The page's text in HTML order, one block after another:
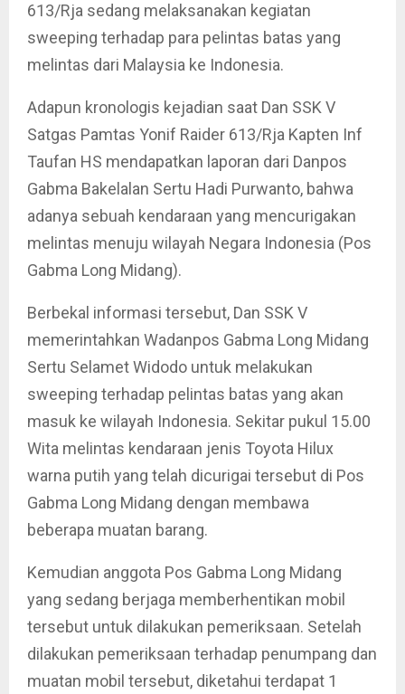
613/Rja sedang melaksanakan kegiatan
sweeping terhadap para pelintas batas yang
melintas dari Malaysia ke Indonesia.
Adapun kronologis kejadian saat Dan SSK V
Satgas Pamtas Yonif Raider 613/Rja Kapten Inf
Taufan HS mendapatkan laporan dari Danpos
Gabma Bakelalan Sertu Hadi Purwanto, bahwa
adanya sebuah kendaraan yang mencurigakan
melintas menuju wilayah Negara Indonesia (Pos
Gabma Long Midang).
Berbekal informasi tersebut, Dan SSK V
memerintahkan Wadanpos Gabma Long Midang
Sertu Selamet Widodo untuk melakukan
sweeping terhadap pelintas batas yang akan
masuk ke wilayah Indonesia. Sekitar pukul 15.00
Wita melintas kendaraan jenis Toyota Hilux
warna putih yang telah dicurigai tersebut di Pos
Gabma Long Midang dengan membawa
beberapa muatan barang.
Kemudian anggota Pos Gabma Long Midang
yang sedang berjaga memberhentikan mobil
tersebut untuk dilakukan pemeriksaan. Setelah
dilakukan pemeriksaan terhadap penumpang dan
muatan mobil tersebut, diketahui terdapat 1